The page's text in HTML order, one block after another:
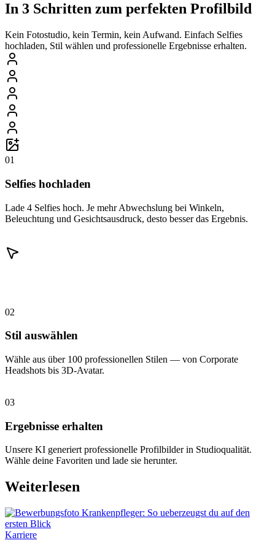
In 3 Schritten zum perfekten Profilbild
Kein Fotostudio, kein Termin, kein Aufwand. Einfach Selfies
hochladen, Stil wählen und professionelle Ergebnisse erhalten.
01
Selfies hochladen
Lade 4 Selfies hoch. Je mehr Abwechslung bei Winkeln,
Beleuchtung und Gesichtsausdruck, desto besser das Ergebnis.
02
Stil auswählen
Wähle aus über 100 professionellen Stilen — von Corporate
Headshots bis 3D-Avatar.
03
Ergebnisse erhalten
Unsere KI generiert professionelle Profilbilder in Studioqualität.
Wähle deine Favoriten und lade sie herunter.
Weiterlesen
Karriere